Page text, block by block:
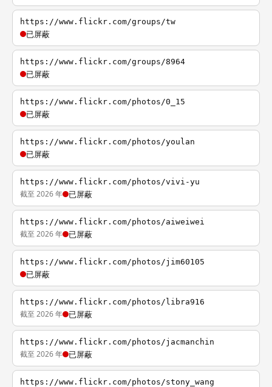
https://www.flickr.com/groups/tw
已屏蔽
https://www.flickr.com/groups/8964
已屏蔽
https://www.flickr.com/photos/0_15
已屏蔽
https://www.flickr.com/photos/youlan
已屏蔽
https://www.flickr.com/photos/vivi-yu
截至 2026 年 已屏蔽
https://www.flickr.com/photos/aiweiwei
截至 2026 年 已屏蔽
https://www.flickr.com/photos/jim60105
已屏蔽
https://www.flickr.com/photos/libra916
截至 2026 年 已屏蔽
https://www.flickr.com/photos/jacmanchin
截至 2026 年 已屏蔽
https://www.flickr.com/photos/stony_wang